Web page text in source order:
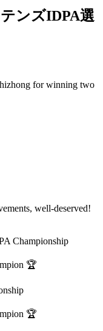
ンズIDPA選
for winning two
well-deserved!
Championship
🏆
🏆